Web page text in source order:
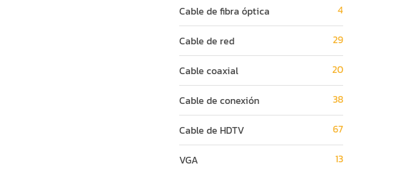
Cable de fibra óptica 4
Cable de red 29
Cable coaxial 20
Cable de conexión 38
Cable de HDTV 67
VGA 13